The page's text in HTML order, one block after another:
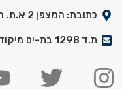
כתובת: המצפן 2 א.ת. הצפוני, אשדוד
ת.ד 1298 בת-ים מיקוד: 5911201